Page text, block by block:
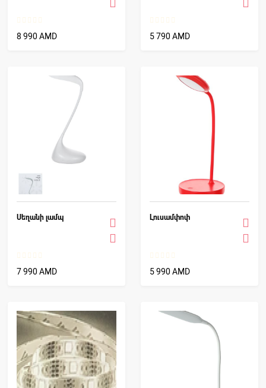
8 990 AMD 5 790 AMD
Սեղանի լամպ
7 990 AMD
Լուսամփոփ
5 990 AMD